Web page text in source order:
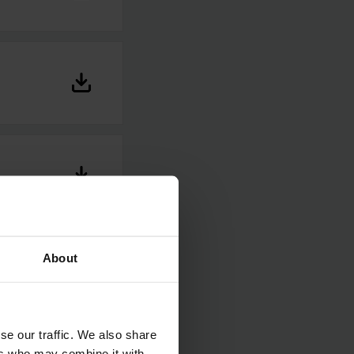
About
our traffic. We also share